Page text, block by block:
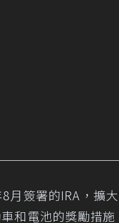
月簽署的IRA，擴
和電池的獎勵措